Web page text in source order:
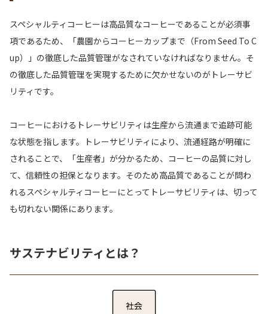
スペシャルティコーヒーは高品質なコーヒーであることが必須事
項であるため、「農園からコーヒーカップまで（From Seed To C
up）」の徹底した品質管理がなされていなければなりません。そ
の徹底した品質管理を実現するために欠かせないのがトレーサビ
リティです。
コーヒーにおけるトレーサビリティは生産から流通まで追跡可能
な状態を指します。トレーサビリティにより、流通経路が明確に
されることで、「生産者」が分かるため、コーヒーの品質に対し
て、信頼性の担保となります。そのため高品質であることが問わ
れるスペシャルティコーヒーにとってトレーサビリティは、切って
も切れない関係にあります。
サステナビリティとは？